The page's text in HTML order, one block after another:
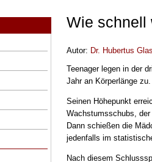
Wie schnell
Autor: Dr. Hubertus
Teenager legen in der
Jahr an Körperlänge zu.
Seinen Höhepunkt
Wachstumsschubs,
Dann schießen die
jedenfalls im
Nach diesem